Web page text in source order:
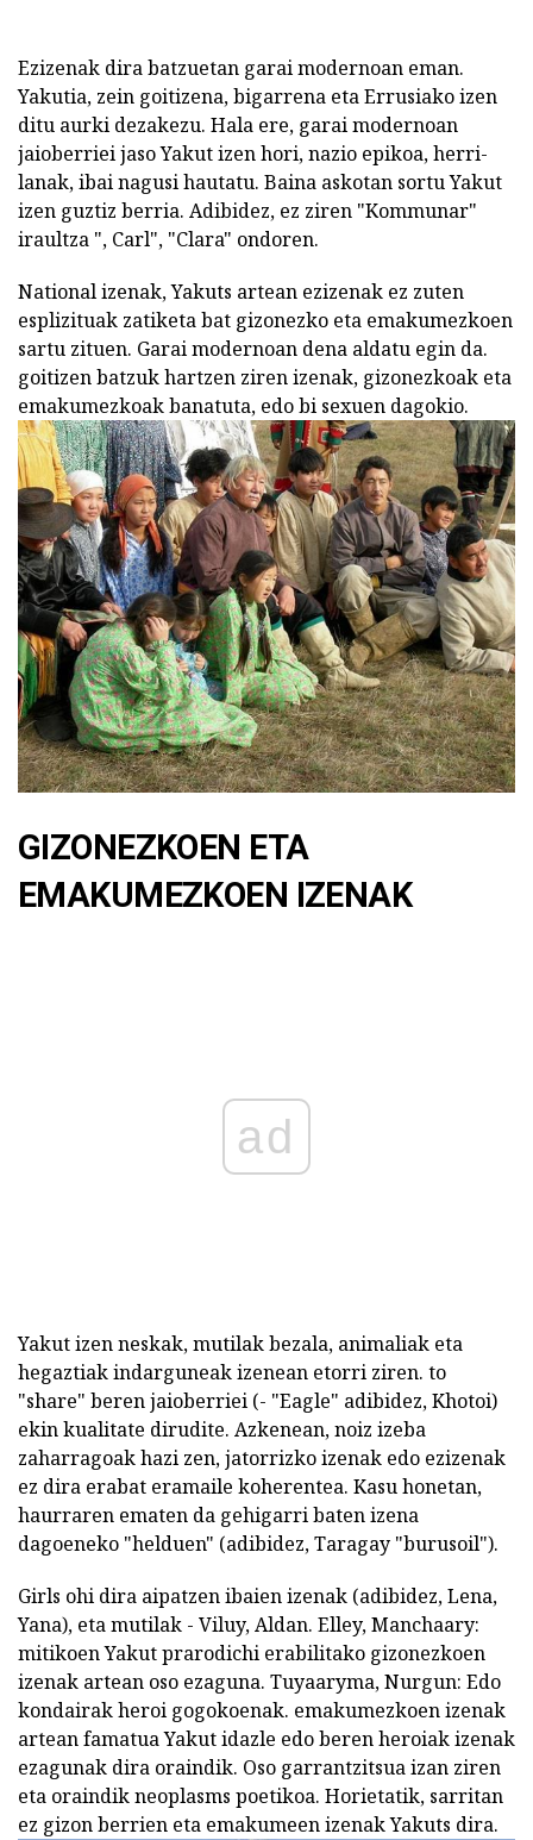
Ezizenak dira batzuetan garai modernoan eman.
Yakutia, zein goitizena, bigarrena eta Errusiako izen
ditu aurki dezakezu. Hala ere, garai modernoan
jaioberriei jaso Yakut izen hori, nazio epikoa, herri-
lanak, ibai nagusi hautatu. Baina askotan sortu Yakut
izen guztiz berria. Adibidez, ez ziren "Kommunar"
iraultza ", Carl", "Clara" ondoren.
National izenak, Yakuts artean ezizenak ez zuten
esplizituak zatiketa bat gizonezko eta emakumezkoen
sartu zituen. Garai modernoan dena aldatu egin da.
goitizen batzuk hartzen ziren izenak, gizonezkoak eta
emakumezkoak banatuta, edo bi sexuen dagokio.
GIZONEZKOEN ETA
EMAKUMEZKOEN IZENAK
ad
Yakut izen neskak, mutilak bezala, animaliak eta
hegaztiak indarguneak izenean etorri ziren. to
"share" beren jaioberriei (- "Eagle" adibidez, Khotoi)
ekin kualitate dirudite. Azkenean, noiz izeba
zaharragoak hazi zen, jatorrizko izenak edo ezizenak
ez dira erabat eramaile koherentea. Kasu honetan,
haurraren ematen da gehigarri baten izena
dagoeneko "helduen" (adibidez, Taragay "burusoil").
Girls ohi dira aipatzen ibaien izenak (adibidez, Lena,
Yana), eta mutilak - Viluy, Aldan. Elley, Manchaary:
mitikoen Yakut prarodichi erabilitako gizonezkoen
izenak artean oso ezaguna. Tuyaaryma, Nurgun: Edo
kondairak heroi gogokoenak. emakumezkoen izenak
artean famatua Yakut idazle edo beren heroiak izenak
ezagunak dira oraindik. Oso garrantzitsua izan ziren
eta oraindik neoplasms poetikoa. Horietatik, sarritan
ez gizon berrien eta emakumeen izenak Yakuts dira.